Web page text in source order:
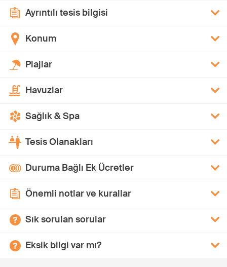
Ayrıntılı tesis bilgisi
Konum
Plajlar
Havuzlar
Sağlık & Spa
Tesis Olanakları
Duruma Bağlı Ek Ücretler
Önemli notlar ve kurallar
Sık sorulan sorular
Eksik bilgi var mı?